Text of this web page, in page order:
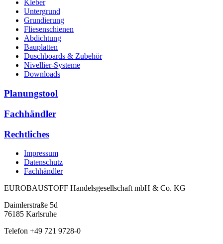
Kleber
Untergrund
Grundierung
Fliesenschienen
Abdichtung
Bauplatten
Duschboards & Zubehör
Nivellier-Systeme
Downloads
Planungstool
Fachhändler
Rechtliches
Impressum
Datenschutz
Fachhändler
EUROBAUSTOFF Handelsgesellschaft mbH & Co. KG
Daimlerstraße 5d
76185 Karlsruhe
Telefon +49 721 9728-0